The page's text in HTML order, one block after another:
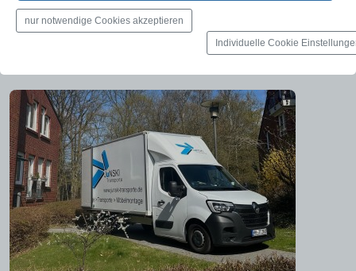
nur notwendige Cookies akzeptieren
Individuelle Cookie